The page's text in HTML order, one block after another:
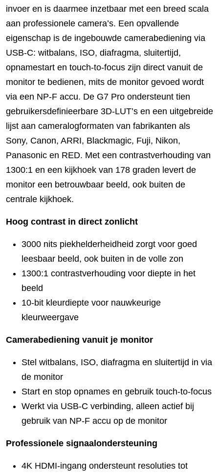
invoer en is daarmee inzetbaar met een breed scala
aan professionele camera’s. Een opvallende
eigenschap is de ingebouwde camerabediening via
USB-C: witbalans, ISO, diafragma, sluitertijd,
opnamestart en touch-to-focus zijn direct vanuit de
monitor te bedienen, mits de monitor gevoed wordt
via een NP-F accu. De G7 Pro ondersteunt tien
gebruikersdefinieerbare 3D-LUT’s en een uitgebreide
lijst aan cameralogformaten van fabrikanten als
Sony, Canon, ARRI, Blackmagic, Fuji, Nikon,
Panasonic en RED. Met een contrastverhouding van
1300:1 en een kijkhoek van 178 graden levert de
monitor een betrouwbaar beeld, ook buiten de
centrale kijkhoek.
Hoog contrast in direct zonlicht
3000 nits piekhelderheidheid zorgt voor goed
leesbaar beeld, ook buiten in de volle zon
1300:1 contrastverhouding voor diepte in het
beeld
10-bit kleurdiepte voor nauwkeurige
kleurweergave
Camerabediening vanuit je monitor
Stel witbalans, ISO, diafragma en sluitertijd in via
de monitor
Start en stop opnames en gebruik touch-to-focus
Werkt via USB-C verbinding, alleen actief bij
gebruik van NP-F accu op de monitor
Professionele signaalondersteuning
4K HDMI-ingang ondersteunt resoluties tot